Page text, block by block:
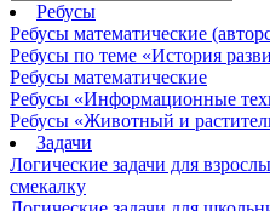
Ребусы
Ребусы математические
Ребусы по теме «История
Ребусы математические
Ребусы «Информационные
Ребусы «Животный и
Задачи
Логические задачи для
смекалку